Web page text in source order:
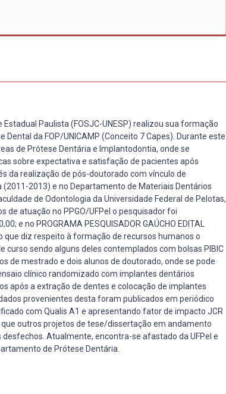
Paulista (FOSJC-UNESP) realizou sua formação
da FOP/UNICAMP (Conceito 7 Capes). Durante este
de Prótese Dentária e Implantodontia, onde se
sobre expectativa e satisfação de pacientes após
da realização de pós-doutorado com vínculo de
2013) e no Departamento de Materiais Dentários
de Odontologia da Universidade Federal de Pelotas,
de atuação no PPGO/UFPel o pesquisador foi
e no PROGRAMA PESQUISADOR GAÚCHO EDITAL
que diz respeito à formação de recursos humanos o
sendo alguns deles contemplados com bolsas PIBIC
de mestrado e dois alunos de doutorado, onde se pode
clínico randomizado com implantes dentários
após a extração de dentes e colocação de implantes
provenientes desta foram publicados em periódico
com Qualis A1 e apresentando fator de impacto JCR
outros projetos de tese/dissertação em andamento
Atualmente, encontra-se afastado da UFPel e
de Prótese Dentária.